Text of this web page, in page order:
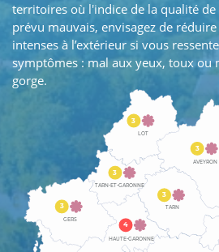
territoires où l'indice de la qualité de
prévu mauvais, envisagez de
intenses à l’extérieur si vous
symptômes : mal aux yeux, toux ou
gorge.
3
TARN
4
HAUTE-GARONNE
3
GERS
3
AVEYRON
3
TARN-ET-GARONNE
3
LOT